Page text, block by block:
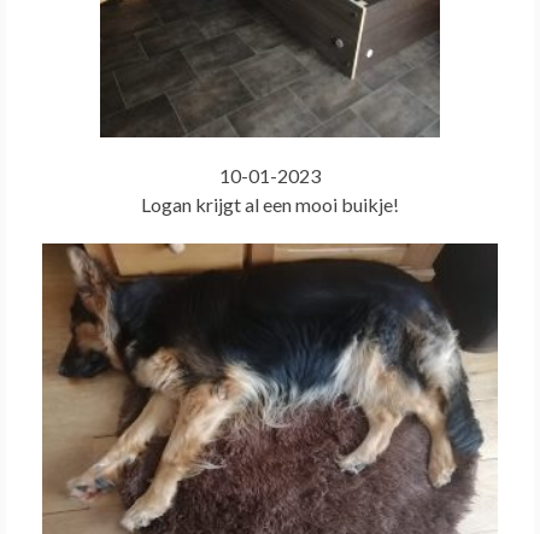
10-01-2023
Logan krijgt al een mooi buikje!